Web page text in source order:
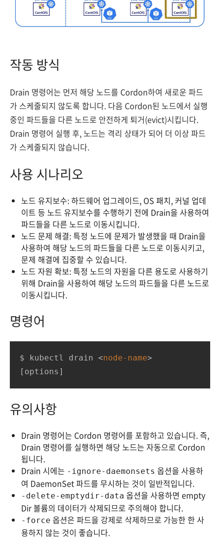
작동 방식
Drain 명령어는 먼저 해당 노드를 Cordon하여 새로운 파드
가 스케줄되지 않도록 합니다. 다음 Cordon된 노드에서 실행
중인 파드들을 다른 노드로 안전하게 퇴거(evict)시킵니다.
Drain 명령어 실행 후, 노드는 격리 상태가 되어 더 이상 파드
가 스케줄되지 않습니다.
사용 시나리오
노드 유지보수: 하드웨어 업그레이드, OS 패치, 커널 업데
이트 등 노드 유지보수를 수행하기 전에 Drain을 사용하여
파드들을 다른 노드로 이동시킵니다.
노드 문제 해결: 특정 노드에 문제가 발생했을 때 Drain을
사용하여 해당 노드의 파드들을 다른 노드로 이동시키고,
문제 해결에 집중할 수 있습니다.
노드 자원 확보: 특정 노드의 자원을 다른 용도로 사용하기
위해 Drain을 사용하여 해당 노드의 파드들을 다른 노드로
이동시킵니다.
명령어
$ kubectl drain <node-name>
[options]
유의사항
Drain 명령어는 Cordon 명령어를 포함하고 있습니다. 즉,
Drain 명령어를 실행하면 해당 노드는 자동으로 Cordon
됩니다.
Drain 시에는 -ignore-daemonsets 옵션을 사용하
여 DaemonSet 파드를 무시하는 것이 일반적입니다.
-delete-emptydir-data 옵션을 사용하면 empty
Dir 볼륨의 데이터가 삭제되므로 주의해야 합니다.
-force 옵션은 파드을 강제로 삭제하므로 가능한 한 사
용하지 않는 것이 좋습니다.